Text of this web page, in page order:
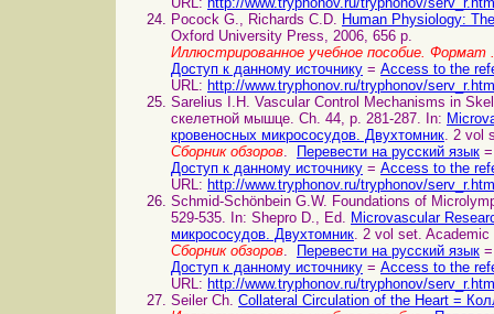
Pocock G., Richards C.D. Human Physiology:
Oxford University Press, 2006, 656 p.
Иллюстрированное учебное пособие. Формат
Доступ к данному источнику = Access to the
URL: http://www.tryphonov.ru/tryphonov/
Sarelius I.H. Vascular Control Mechanisms in
скелетной мышце. Ch. 44, p. 281-287. In:
кровеносных микрососудов. Двухтомник. 2 vol
Сборник обзоров. Перевести на русский язык =
Доступ к данному источнику = Access to the
URL: http://www.tryphonov.ru/tryphonov/
Schmid-Schönbein G.W. Foundations of
529-535. In: Shepro D., Ed. Microvascular
микрососудов. Двухтомник. 2 vol set.
Сборник обзоров. Перевести на русский язык =
Доступ к данному источнику = Access to the
URL: http://www.tryphonov.ru/tryphonov/
Seiler Ch. Collateral Circulation of the Heart =